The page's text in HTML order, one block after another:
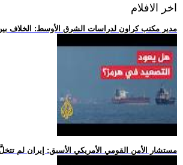
اخر الافلام
.. مدير مكتب كراون لدراسات الشرق الأوسط: الخلاف
.. مستشار الأمن القومي الأمريكي الأسبق: إيران لم